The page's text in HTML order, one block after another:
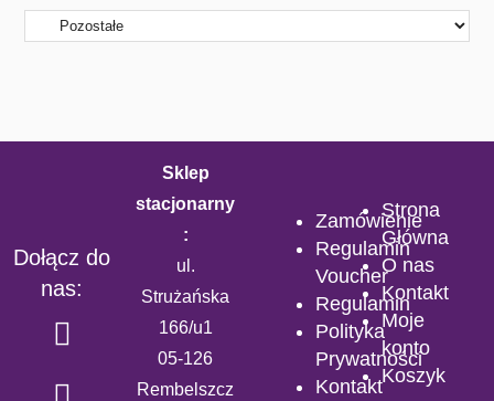
Dołącz do
nas:
Sklep
stacjonarny
:
ul.
Strużańska
166/u1
05-126
Rembelszcz
Zamówienie
Regulamin
Voucher
Regulamin
Polityka
Prywatności
Kontakt
Strona
Główna
O nas
Kontakt
Moje
konto
Koszyk